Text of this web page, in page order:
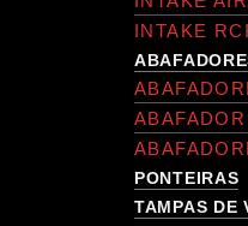
INTAKE RCI
PONTEIRAS
TAMPAS DE